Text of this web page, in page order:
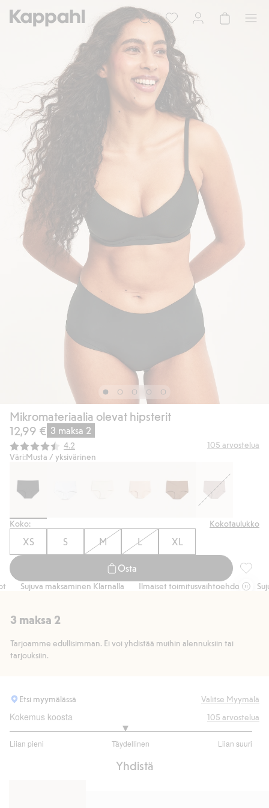
Mikromateriaalia olevat hipsterit
12,99 € 3 maksa 2
Keskimääräinen luokitus:
4.2 105 arvostelua
Väri:Musta / yksivärinen
Koko: Kokotaulukko
XS S M L XL
Osta
Sujuva maksaminen Klarnalla Ilmaiset toimitusvaihtoehdot
3 maksa 2
Tarjoamme edullisimman. Ei voi yhdistää muihin alennuksiin tai
tarjouksiin.
Etsi myymälässä Valitse Myymälä
Kokemus koosta
Liian pieni Täydellinen Liian suuri
/
105 arvostelua
Yhdistä